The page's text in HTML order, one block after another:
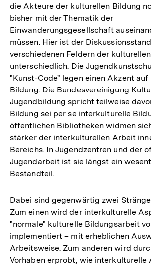
die Akteure der kulturellen Bildung
bisher mit der Thematik der
Einwanderungsgesellschaft
müssen. Hier ist der
verschiedenen Feldern der
unterschiedlich. Die
"Kunst-Code" legen einen Akzent
Bildung. Die Bundesvereinigung
Jugendbildung spricht teilweise
Bildung sei per se interkulturelle
öffentlichen Bibliotheken widmen
stärker der interkulturellen Arbeit
Bereichs. In Jugendzentren und der
Jugendarbeit ist sie längst ein
Bestandteil.
Dabei sind gegenwärtig zwei
Zum einen wird der interkulturelle
"normale" kulturelle Bildungsarbeit
implementiert – mit erheblichen
Arbeitsweise. Zum anderen wird
Vorhaben erprobt, wie interkulturelle